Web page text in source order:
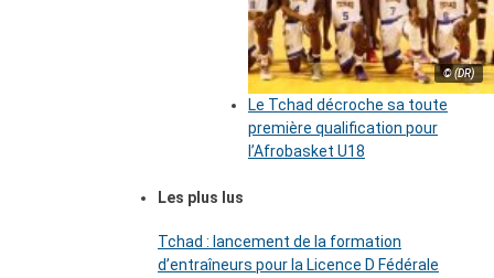
© (DR)
Le Tchad décroche sa toute
première qualification pour
l’Afrobasket U18
Les plus lus
Tchad : lancement de la formation
d’entraîneurs pour la Licence D Fédérale